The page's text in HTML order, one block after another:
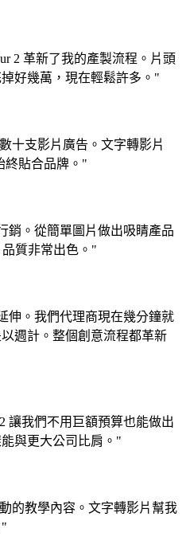
2 革新了我的產製流程。片頭
好幾萬，現在輕鬆許多。
十支影片廣告。文字轉影片
貼合品牌。
銷。從簡單圖片做出吸睛產品
質非常出色。
伸。我們代理商現在幾分鐘就
週計。整個創意流程都革新
讓我們不用巨額預算也能做出
與更大公司比肩。
的教學內容。文字轉影片幫我